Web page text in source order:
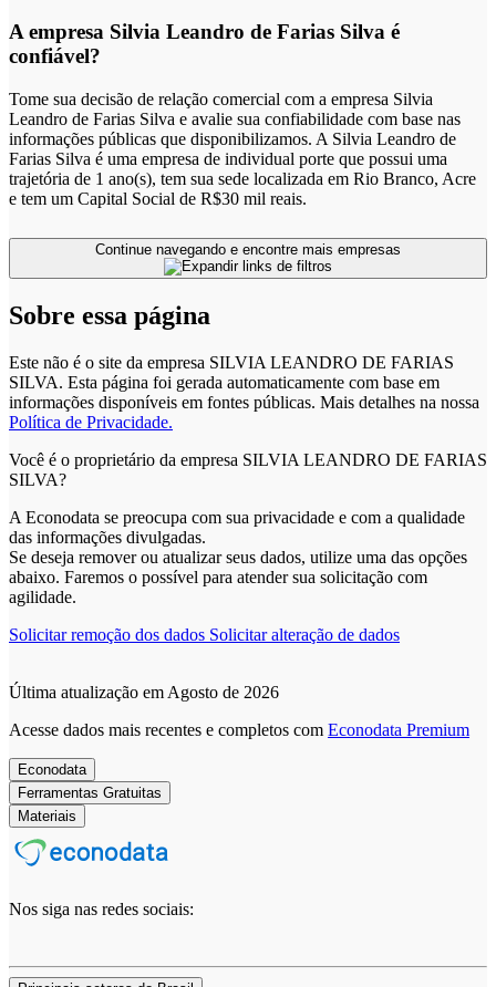
A empresa Silvia Leandro de Farias Silva é
confiável?
Tome sua decisão de relação comercial com a empresa Silvia
Leandro de Farias Silva e avalie sua confiabilidade com base nas
informações públicas que disponibilizamos. A Silvia Leandro de
Farias Silva é uma empresa de individual porte que possui uma
trajetória de 1 ano(s), tem sua sede localizada em Rio Branco, Acre
e tem um Capital Social de R$30 mil reais.
Sobre essa página
Este não é o site da empresa SILVIA LEANDRO DE FARIAS
SILVA. Esta página foi gerada automaticamente com base em
informações disponíveis em fontes públicas. Mais detalhes na nossa
Política de Privacidade.
Você é o proprietário da empresa SILVIA LEANDRO DE FARIAS
SILVA?
A Econodata se preocupa com sua privacidade e com a qualidade
das informações divulgadas.
Se deseja remover ou atualizar seus dados, utilize uma das opções
abaixo. Faremos o possível para atender sua solicitação com
agilidade.
Solicitar remoção dos dados Solicitar alteração de dados
Última atualização em Agosto de 2026
Acesse dados mais recentes e completos com Econodata Premium
Econodata
Ferramentas Gratuitas
Materiais
Nos siga nas redes sociais: